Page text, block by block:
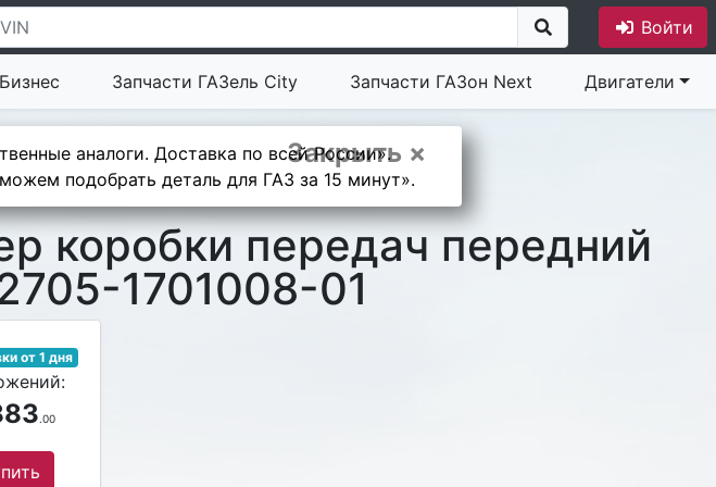
Войти
Запчасти ГАЗель City Запчасти ГАЗон Next Двигатели
Закрыть ×
аналоги. Доставка по всей России».
подобрать деталь для ГАЗ за 15 минут».
коробки передач передний
1701008-01
от 1 дня
.00